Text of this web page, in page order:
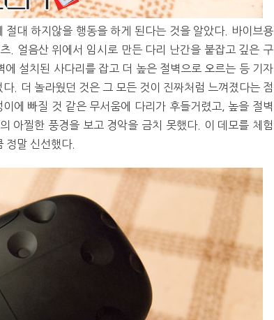
절대 하지않을 행동을 하게 된다는 것을 알았다. 바이브용
. 얼음산 위에서 임시로 만든 다리 난간을 붙잡고 깊은 구
설치된 사다리를 잡고 더 높은 절벽으로 오르는 등 기자
. 더 놀라웠던 것은 그 모든 것이 진짜처럼 느껴졌다는 점
에 빠질 것 같은 무서움에 다리가 후들거렸고, 높을 절벽
아찔한 풍경을 보고 경악을 금치 못했다. 이 데모를 체험
정말 신선했다.